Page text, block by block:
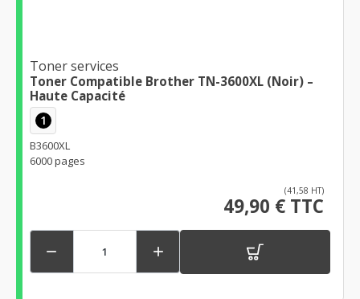
Toner services
Toner Compatible Brother TN-3600XL (Noir) –
Haute Capacité
1
B3600XL
6000 pages
(41,58 HT)
49,90 € TTC
 